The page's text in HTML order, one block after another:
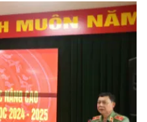
Bí thư Đảng ủy, Giám